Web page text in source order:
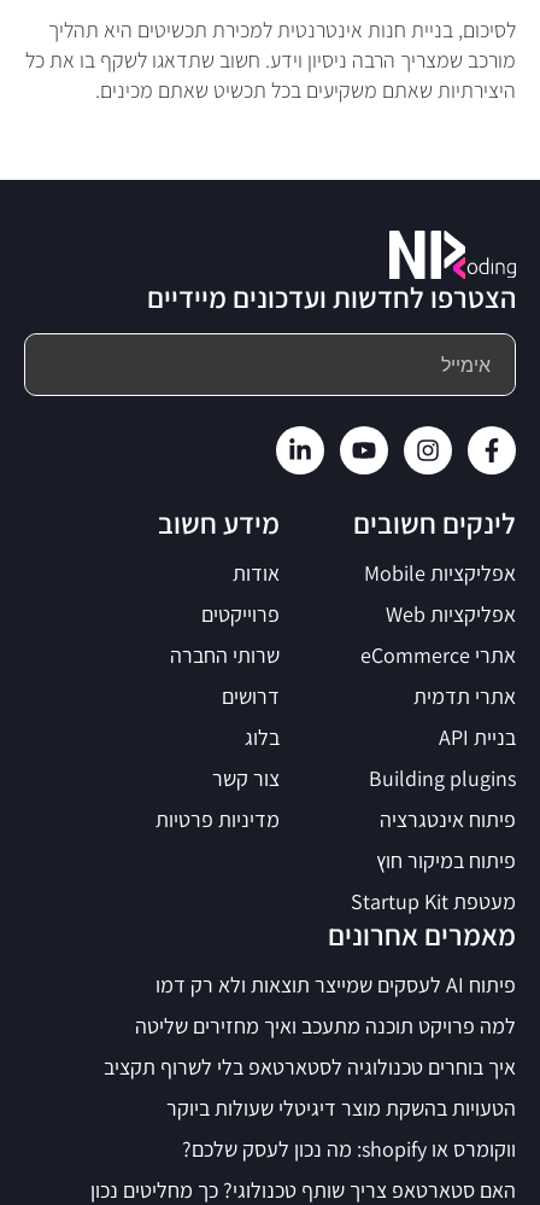
לסיכום, בניית חנות אינטרנטית למכירת תכשיטים היא תהליך
מורכב שמצריך הרבה ניסיון וידע. חשוב שתדאגו לשקף בו את כל
היצירתיות שאתם משקיעים בכל תכשיט שאתם מכינים.
הצטרפו לחדשות ועדכונים מיידיים
מידע חשוב
אודות
פרוייקטים
שרותי החברה
דרושים
בלוג
צור קשר
מדיניות פרטיות
מאמרים אחרונים
פיתוח AI לעסקים שמייצר תוצאות ולא רק דמו
למה פרויקט תוכנה מתעכב ואיך מחזירים שליטה
איך בוחרים טכנולוגיה לסטארטאפ בלי לשרוף תקציב
הטעויות בהשקת מוצר דיגיטלי שעולות ביוקר
ווקומרס או shopify: מה נכון לעסק שלכם?
האם סטארטאפ צריך שותף טכנולוגי? כך מחליטים נכון
לינקים חשובים
אפליקציות Mobile
אפליקציות Web
אתרי eCommerce
אתרי תדמית
בניית API
Building plugins
פיתוח אינטגרציה
פיתוח במיקור חוץ
מעטפת Startup Kit